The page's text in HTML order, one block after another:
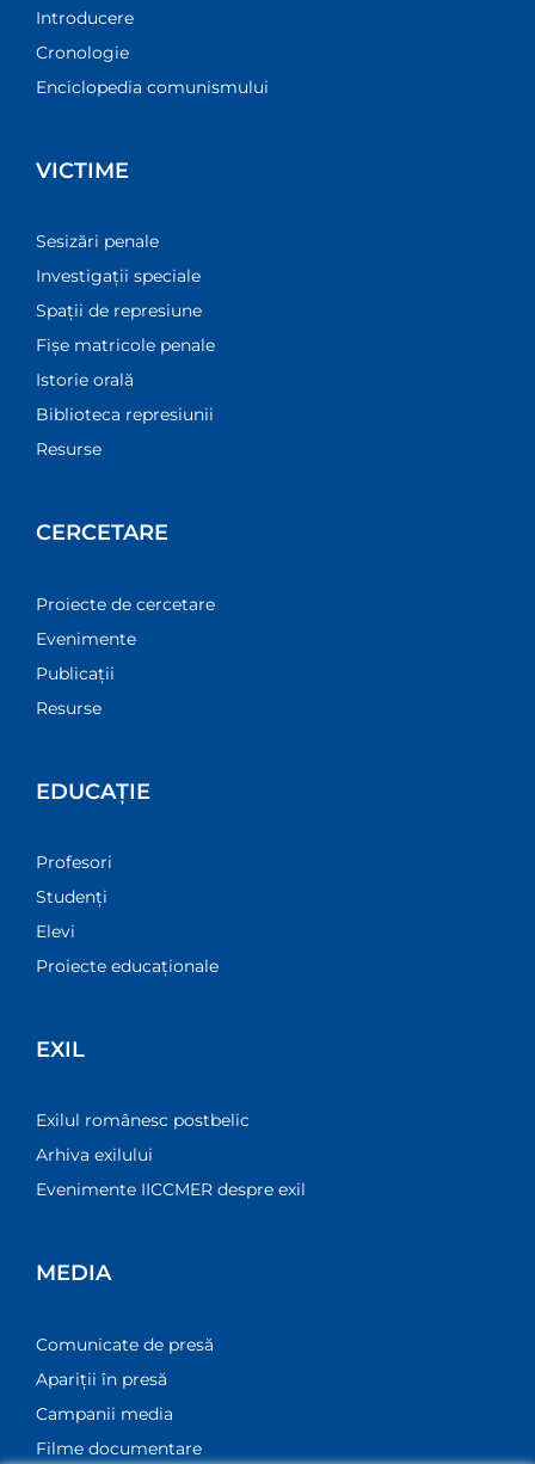
Introducere
Cronologie
Enciclopedia comunismului
VICTIME
Sesizări penale
Investigații speciale
Spații de represiune
Fișe matricole penale
Istorie orală
Biblioteca represiunii
Resurse
CERCETARE
Proiecte de cercetare
Evenimente
Publicații
Resurse
EDUCAȚIE
Profesori
Studenți
Elevi
Proiecte educaționale
EXIL
Exilul românesc postbelic
Arhiva exilului
Evenimente IICCMER despre exil
MEDIA
Comunicate de presă
Apariții în presă
Campanii media
Filme documentare